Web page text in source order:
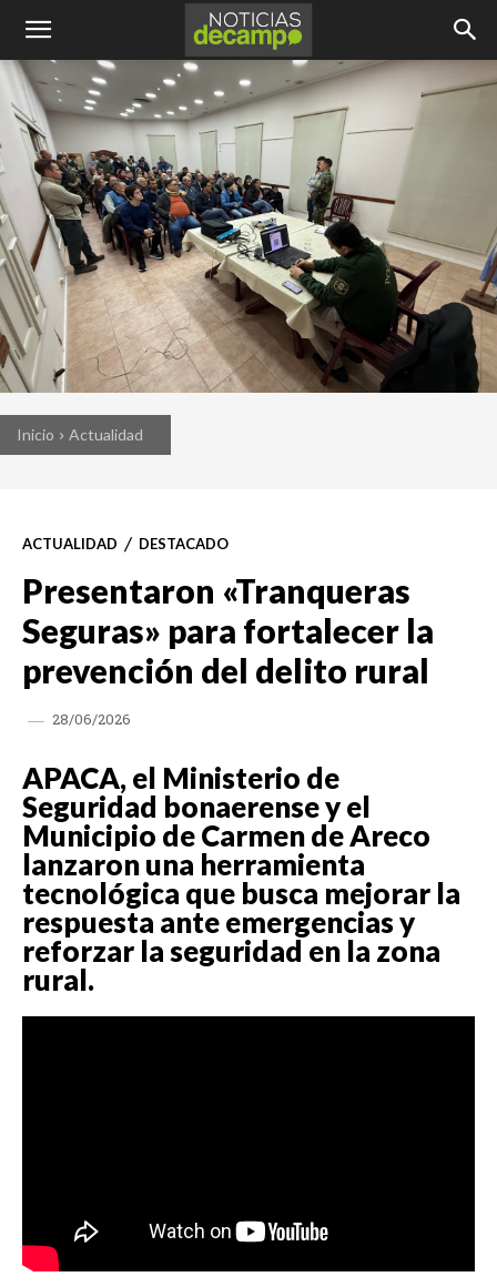
Inicio Actualidad
ACTUALIDAD DESTACADO
Presentaron «Tranqueras
Seguras» para fortalecer la
prevención del delito rural
28/06/2026
APACA, el Ministerio de
Seguridad bonaerense y el
Municipio de Carmen de Areco
lanzaron una herramienta
tecnológica que busca mejorar la
respuesta ante emergencias y
reforzar la seguridad en la zona
rural.